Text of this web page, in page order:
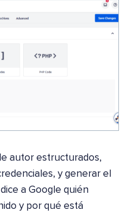
autor estructurados,
y generar el
a Google quién
y por qué está